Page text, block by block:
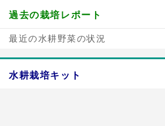
過去の栽培レポート
最近の水耕野菜の状況
水耕栽培キット